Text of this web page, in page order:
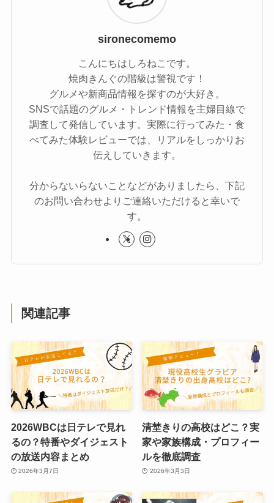
sironecomemo
こんにちはしろねこです。
焼肉きんぐの階級は警視です！
グルメや新商品情報を探すのが大好き。
SNSで話題のグルメ・トレンド情報を主婦目線で
調査して発信しています。実際に行ってみた・食
べてみた体験レビューでは、リアルをしっかりお
伝えしていきます。
分からないらないことなどがありましたら、下記
のお問い合わせよりご連絡いただけると幸いで
す。
関連記事
2026WBCは日テレで見れ
るの？特番やダイジェスト
の放送内容まとめ
2026年3月7日
清埜きりの高校はどこ？実
家や家族構成・プロフィー
ルを徹底調査
2026年3月3日